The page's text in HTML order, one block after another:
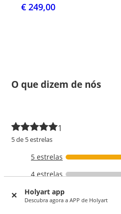
Holyart app
Descubra agora a APP de Holyart
€ 249,00
O que dizem de nós
1
5 de 5 estrelas
5 estrelas
4 estrelas
3 estrelas